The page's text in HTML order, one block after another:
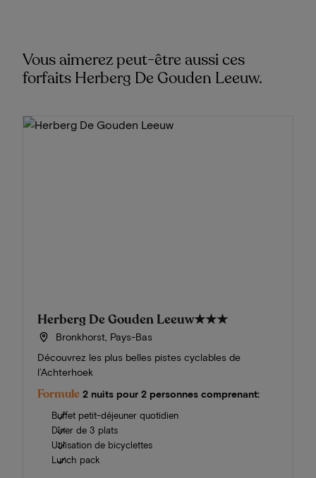
Vous aimerez peut-être aussi ces
forfaits Herberg De Gouden Leeuw.
Herberg De Gouden Leeuw★★★
Bronkhorst, Pays-Bas
Découvrez les plus belles pistes cyclables de
l’Achterhoek
Formule 2 nuits pour 2 personnes comprenant:
Buffet petit-déjeuner quotidien
Dîner de 3 plats
Utilisation de bicyclettes
Lunch pack